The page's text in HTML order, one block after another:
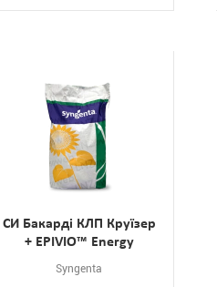
СИ Бакарді КЛП Круїзер
+ EPIVIO™ Energy
Syngenta